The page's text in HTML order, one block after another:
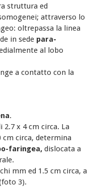
struttura ed
attraverso lo
oltrepassa la linea
in sede para-
al lobo
a contatto con la
.
x 4 cm circa. La
cm circa, determina
faringea,dislocata a
mm ed 1.5 cm circa, a
3).